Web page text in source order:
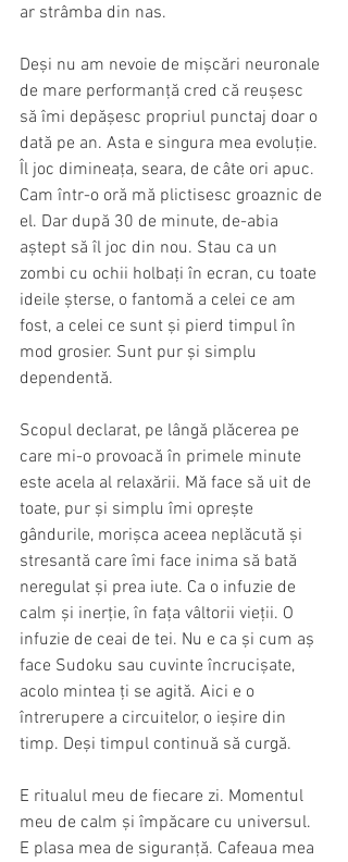
ar strâmba din nas.
Deși nu am nevoie de mișcări neuronale
de mare performanță cred că reușesc
să îmi depășesc propriul punctaj doar o
dată pe an. Asta e singura mea evoluție.
Îl joc dimineața, seara, de câte ori apuc.
Cam într-o oră mă plictisesc groaznic de
el. Dar după 30 de minute, de-abia
aștept să îl joc din nou. Stau ca un
zombi cu ochii holbați în ecran, cu toate
ideile șterse, o fantomă a celei ce am
fost, a celei ce sunt și pierd timpul în
mod grosier. Sunt pur și simplu
dependentă.
Scopul declarat, pe lângă plăcerea pe
care mi-o provoacă în primele minute
este acela al relaxării. Mă face să uit de
toate, pur și simplu îmi oprește
gândurile, morișca aceea neplăcută și
stresantă care îmi face inima să bată
neregulat și prea iute. Ca o infuzie de
calm și inerție, în fața vâltorii vieții. O
infuzie de ceai de tei. Nu e ca și cum aș
face Sudoku sau cuvinte încrucișate,
acolo mintea ți se agită. Aici e o
întrerupere a circuitelor, o ieșire din
timp. Deși timpul continuă să curgă.
E ritualul meu de fiecare zi. Momentul
meu de calm și împăcare cu universul.
E plasa mea de siguranță. Cafeaua mea